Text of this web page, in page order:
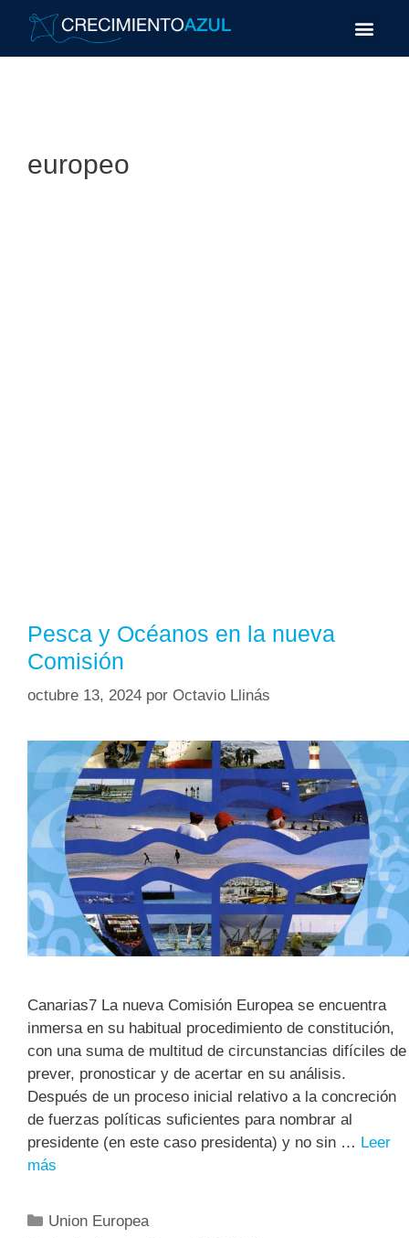
europeo
Pesca y Océanos en la nueva
Comisión
octubre 13, 2024 por Octavio Llinás
Canarias7 La nueva Comisión Europea se encuentra
inmersa en su habitual procedimiento de constitución,
con una suma de multitud de circunstancias difíciles de
prever, pronosticar y de acertar en su análisis.
Después de un proceso inicial relativo a la concreción
de fuerzas políticas suficientes para nombrar al
presidente (en este caso presidenta) y no sin … Leer
más
Union Europea